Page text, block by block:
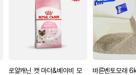
로얄캐닌 캣 마더&베이비 모
바른벤토모래